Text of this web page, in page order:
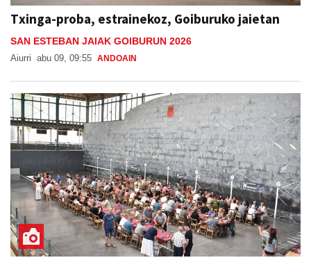
Txinga-proba, estrainekoz, Goiburuko jaietan
SAN ESTEBAN JAIAK GOIBURUN 2026
Aiurri abu 09, 09:55 ANDOAIN